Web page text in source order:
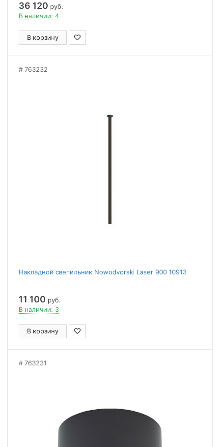
36 120 руб.
В наличии: 4
В корзину
763232
Накладной светильник Nowodvorski Laser 900 10913
11 100 руб.
В наличии: 3
В корзину
763231